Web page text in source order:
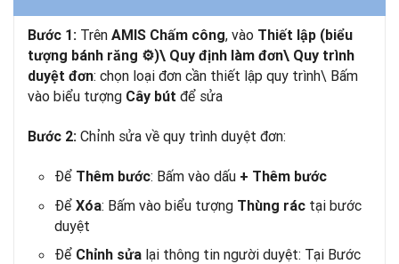
Bước 1: Trên AMIS Chấm công, vào Thiết lập (biểu
tượng bánh răng ⚙)\ Quy định làm đơn\ Quy trình
duyệt đơn: chọn loại đơn cần thiết lập quy trình\ Bấm
vào biểu tượng Cây bút để sửa
Bước 2: Chỉnh sửa về quy trình duyệt đơn:
Để Thêm bước: Bấm vào dấu + Thêm bước
Để Xóa: Bấm vào biểu tượng Thùng rác tại bước
duyệt
Để Chỉnh sửa lại thông tin người duyệt: Tại Bước